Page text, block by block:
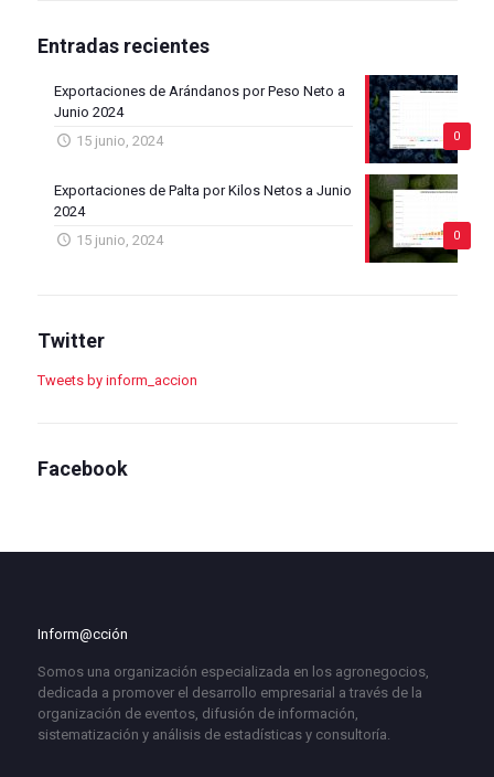
Entradas recientes
0
Exportaciones de Arándanos por Peso Neto a
Junio 2024
15 junio, 2024
0
Exportaciones de Palta por Kilos Netos a Junio
2024
15 junio, 2024
Twitter
Tweets by inform_accion
Facebook
Inform@cción
Somos una organización especializada en los agronegocios,
dedicada a promover el desarrollo empresarial a través de la
organización de eventos, difusión de información,
sistematización y análisis de estadísticas y consultoría.